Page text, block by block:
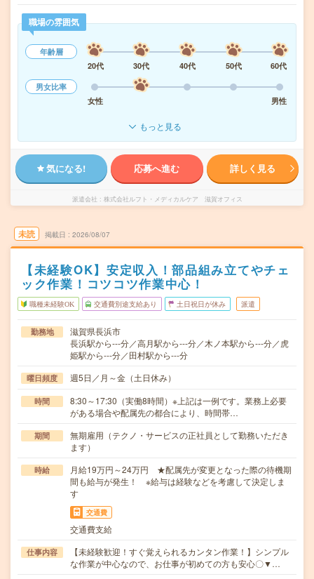
職場の雰囲気
年齢層
20代
30代 40代 50代
60代
男女比率
女性
男性
もっと見る
気になる! 応募へ進む 詳しく見る
派遣会社 株式会社ルフト・メディカルケア 滋賀オフィス
未読 掲載日 2026/08/07
【未経験OK】安定収入！部品組み立てやチェ
ック作業！コツコツ作業中心！
職種未経験OK 交通費別途支給あり 土日祝日が休み 派遣
勤務地
滋賀県長浜市
長浜駅から---分／高月駅から---分／木ノ本駅から---分／虎
姫駅から---分／田村駅から---分
曜日頻度 週5日／月～金（土日休み）
時間
8:30～17:30（実働8時間）※上記は一例です。業務上必要
がある場合や配属先の都合により、時間帯…
期間
無期雇用（テクノ・サービスの正社員として勤務いただき
ます）
時給
月給19万円～24万円 ★配属先が変更となった際の待機期
間も給与が発生！ ※給与は経験などを考慮して決定しま
す
交通費
交通費支給
仕事内容
【未経験歓迎！すぐ覚えられるカンタン作業！】シンプル
な作業が中心なので、お仕事が初めての方も安心〇▼…